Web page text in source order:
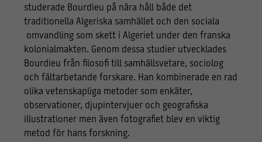
studerade Bourdieu på nära håll både det
traditionella Algeriska samhället och den sociala
omvandling som skett i Algeriet under den franska
kolonialmakten. Genom dessa studier utvecklades
Bourdieu från filosofi till samhällsvetare, sociolog
och fältarbetande forskare. Han kombinerade en rad
olika vetenskapliga metoder som enkäter,
observationer, djupintervjuer och geografiska
illustrationer men även fotografiet blev en viktig
metod för hans forskning.